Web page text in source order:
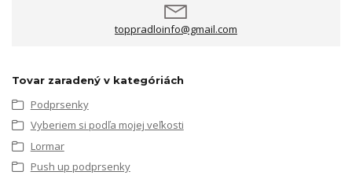
toppradloinfo@gmail.com
Tovar zaradený v kategóriách
Podprsenky
Vyberiem si podľa mojej veľkosti
Lormar
Push up podprsenky